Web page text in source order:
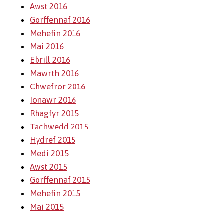
Awst 2016
Gorffennaf 2016
Mehefin 2016
Mai 2016
Ebrill 2016
Mawrth 2016
Chwefror 2016
Ionawr 2016
Rhagfyr 2015
Tachwedd 2015
Hydref 2015
Medi 2015
Awst 2015
Gorffennaf 2015
Mehefin 2015
Mai 2015